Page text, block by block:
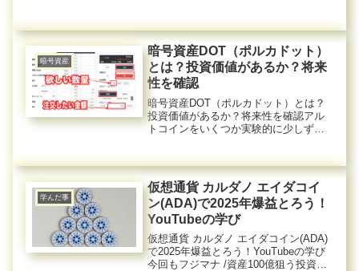
ら日本の暗号資産取引所のbitbank（ビ
ットバンク）で...
暗号資産
暗号資産DOT（ポルカドット）
とは？投資価値があるか？将来
性を確認
暗号資産DOT（ポルカドット）とは？
投資価値があるか？将来性を確認アル
トコインをいくつか実験的に少しずつ
は含み損になっています。そこで今後
も投資価値があるか？将来性を確認...
学んだ事
仮想通貨 カルダノ エイダコイ
ン(ADA)で2025年爆益とろう！
YouTubeの学び
仮想通貨 カルダノ エイダコイン(ADA)
で2025年爆益とろう！YouTubeの学び
今回もフジマナ /資産100億狙う投資家